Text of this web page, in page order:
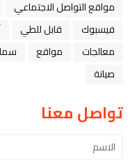
مواقع التواصل الاجتماعي
فيسبوك
قابل للطي
معالجات
مواقع
صيانة
تواصل معنا